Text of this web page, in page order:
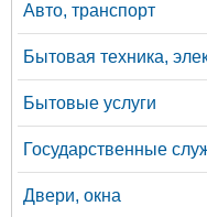
Авто, транспорт
Бытовая техника,
Бытовые услуги
Государственные
Двери, окна